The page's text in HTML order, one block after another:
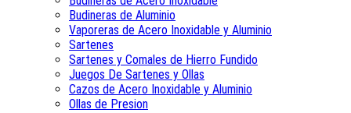
Budineras de Aluminio
Vaporeras de Acero Inoxidable y Aluminio
Sartenes
Sartenes y Comales de Hierro Fundido
Juegos De Sartenes y Ollas
Cazos de Acero Inoxidable y Aluminio
Ollas de Presion